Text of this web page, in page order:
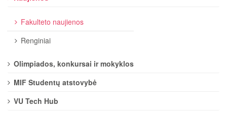
Fakulteto naujienos
Renginiai
Olimpiados, konkursai ir mokyklos
MIF Studentų atstovybė
VU Tech Hub